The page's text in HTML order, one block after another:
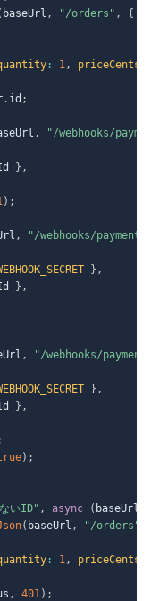
baseUrl , "/orders" ,
{
: 1, priceCents
. id ;
,
"/webhooks/
} ,
) ;
, "/webhooks/payment"
} ,
} ,
,
"/webhooks/
} ,
} ,
) ;
いID" , async ( baseUrl
( baseUrl , "/orders"
: 1, priceCents
, 401) ;